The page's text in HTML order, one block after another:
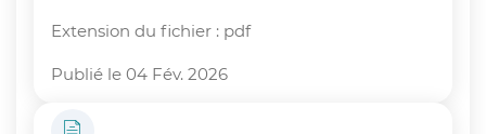
Extension du fichier : pdf
Publié le 04 Fév. 2026